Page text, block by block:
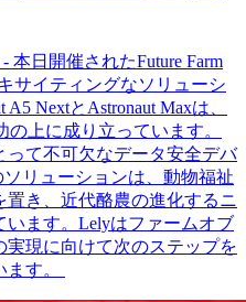
本日開催されたFuture Farm
サイティングなソリューシ
NextとAstronaut Maxは、
の上に成り立っています。
て不可欠なデータ安全デバ
リューションは、動物福祉
き、近代酪農の進化するニ
ます。Lelyはファームオブ
現に向けて次のステップを
す。